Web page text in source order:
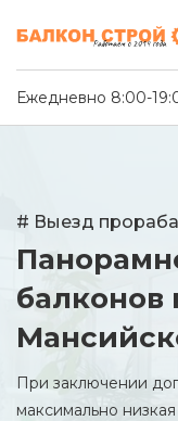
Ежедневно 8:00-
# Выезд
балконов
При заключении
максимально